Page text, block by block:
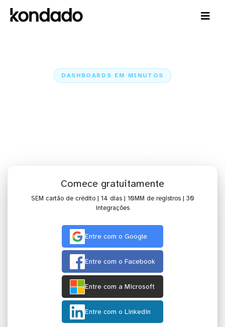
DASHBOARDS EM MINUTOS
Comece gratuitamente
SEM cartão de crédito | 14 dias | 10MM de registros | 30
integrações
Entre com o Google
Entre com o Facebook
Entre com a Microsoft
Entre com o Linkedin